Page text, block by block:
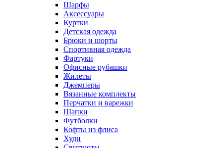
Шарфы
Аксессуары
Куртки
Детская одежда
Брюки и шорты
Спортивная одежда
Фартуки
Офисные рубашки
Жилеты
Джемперы
Вязанные комплекты
Перчатки и варежки
Шапки
Футболки
Кофты из флиса
Худи